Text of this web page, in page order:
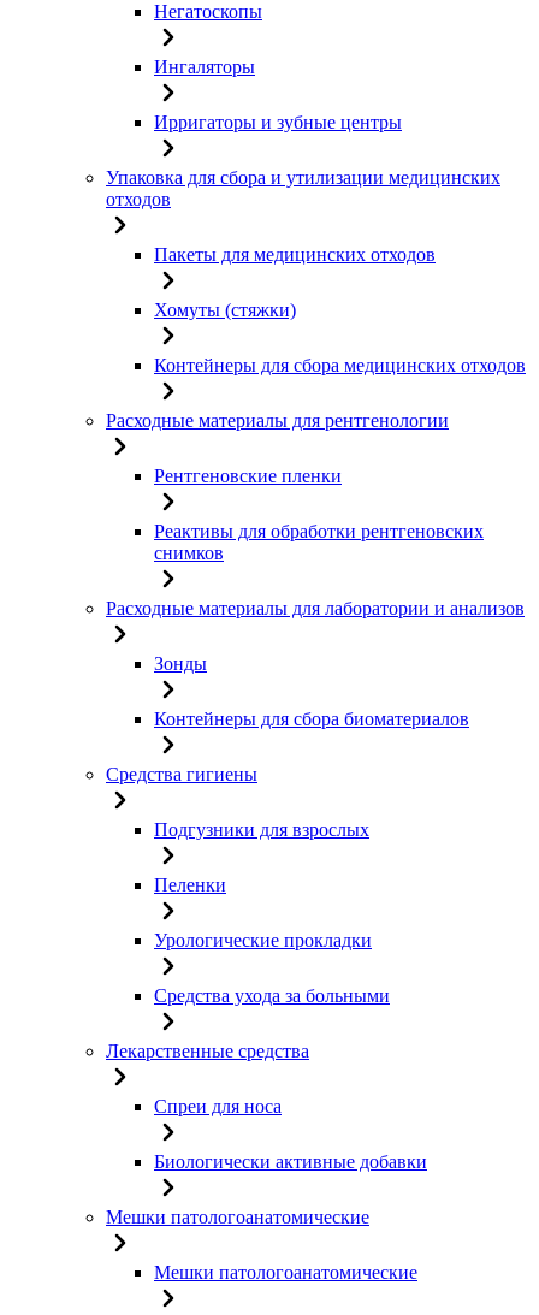
Негатоскопы
Ингаляторы
Ирригаторы и зубные центры
Упаковка для сбора и утилизации медицинских
отходов
Пакеты для медицинских отходов
Хомуты (стяжки)
Контейнеры для сбора медицинских отходов
Расходные материалы для рентгенологии
Рентгеновские пленки
Реактивы для обработки рентгеновских
снимков
Расходные материалы для лаборатории и анализов
Зонды
Контейнеры для сбора биоматериалов
Средства гигиены
Подгузники для взрослых
Пеленки
Урологические прокладки
Средства ухода за больными
Лекарственные средства
Спреи для носа
Биологически активные добавки
Мешки патологоанатомические
Мешки патологоанатомические